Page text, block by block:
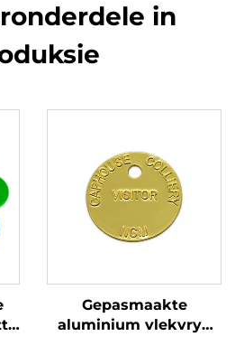
in
Gepasmaakte
aluminium vlekvrye